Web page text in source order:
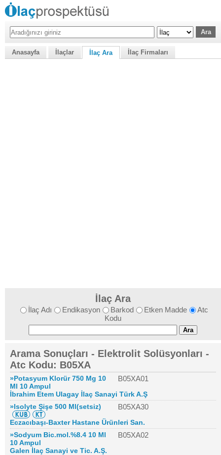
Anasayfa İlaçlar İlaç Ara İlaç Firmaları
İlaç Ara
İlaç Adı Endikasyon Barkod Etken Madde
Atc
Kodu
Arama Sonuçları - Elektrolit Solüsyonları -
Atc Kodu: B05XA
»Potasyum Klorür 750 Mg 10
Ml 10 Ampul
B05XA01
İbrahim Etem Ulagay İlaç Sanayi Türk A.Ş
»Isolyte Şişe 500 Ml(setsiz)
B05XA30
Eczacıbaşı-Baxter Hastane Ürünleri San.
»Sodyum Bic.mol.%8.4 10 Ml
10 Ampul
B05XA02
Galen İlaç Sanayi ve Tic. A.Ş.